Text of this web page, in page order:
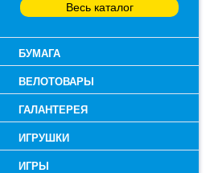
Весь каталог
БУМАГА
ВЕЛОТОВАРЫ
ГАЛАНТЕРЕЯ
ИГРУШКИ
ИГРЫ